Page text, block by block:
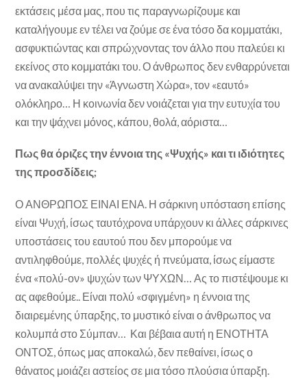
εκτάσεις μέσα μας, που τις παραγνωρίζουμε και
καταλήγουμε εν τέλει να ζούμε σε ένα τόσο δα κομματάκι,
ασφυκτιώντας και σπρώχνοντας τον άλλο που παλεύει κι
εκείνος στο κομματάκι του. Ο άνθρωπος δεν ενθαρρύνεται
να ανακαλύψει την «Άγνωστη Χώρα», τον «εαυτό»
ολόκληρο… Η κοινωνία δεν νοιάζεται για την ευτυχία του
και την ψάχνει μόνος, κάπου, θολά, αόριστα…
Πως θα όριζες την έννοια της «Ψυχής» και τι ιδιότητες
της προσδίδεις;
Ο ΑΝΘΡΩΠΟΣ ΕΙΝΑΙ ΕΝΑ. Η σάρκινη υπόσταση επίσης
είναι Ψυχή, ίσως ταυτόχρονα υπάρχουν κι άλλες σάρκινες
υποστάσεις του εαυτού που δεν μπορούμε να
αντιληφθούμε, πολλές ψυχές ή πνεύματα, ίσως είμαστε
ένα «πολύ-ον» ψυχών των ΨΥΧΩΝ… Ας το πιστέψουμε κι
ας αφεθούμε.. Είναι πολύ «σφιγμένη» η έννοια της
διαιρεμένης ύπαρξης, το μυστικό είναι ο άνθρωπος να
κολυμπά στο Σύμπαν… Και βέβαια αυτή η ΕΝΟΤΗΤΑ
ΟΝΤΟΣ, όπως μας αποκαλώ, δεν πεθαίνει, ίσως ο
θάνατος μοιάζει αστείος σε μια τόσο πλούσια ύπαρξη.